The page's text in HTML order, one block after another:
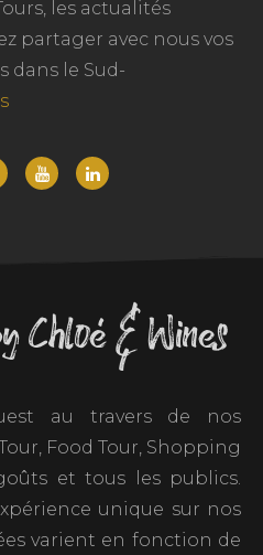
les actualités
partager avec nous vos
dans le Sud-
Chloé & Wines
au travers de nos
Food Tour, Shopping
et tous les publics.
unique sur nos
varient en fonction de